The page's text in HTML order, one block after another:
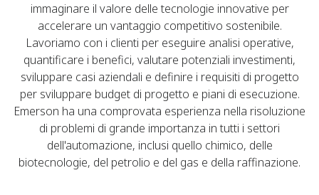
immaginare il valore delle tecnologie innovative per
accelerare un vantaggio competitivo sostenibile.
Lavoriamo con i clienti per eseguire analisi operative,
quantificare i benefici, valutare potenziali investimenti,
sviluppare casi aziendali e definire i requisiti di progetto
per sviluppare budget di progetto e piani di esecuzione.
Emerson ha una comprovata esperienza nella risoluzione
di problemi di grande importanza in tutti i settori
dell'automazione, inclusi quello chimico, delle
biotecnologie, del petrolio e del gas e della raffinazione.